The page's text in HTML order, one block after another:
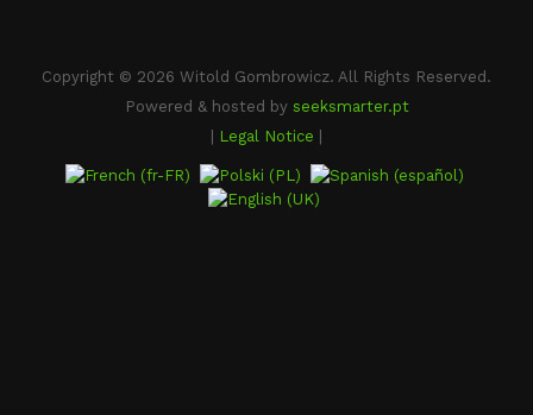
Copyright © 2026 Witold Gombrowicz. All Rights Reserved.
Powered & hosted by seeksmarter.pt
Legal Notice